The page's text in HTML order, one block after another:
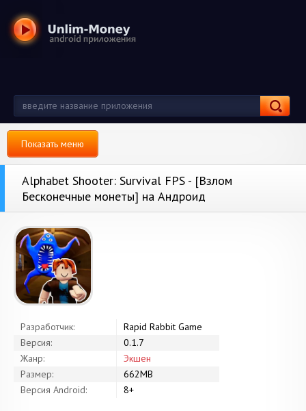
Показать меню
Alphabet Shooter: Survival FPS - [Взлом
Бесконечные монеты] на Андроид
Разработчик:
Rapid Rabbit Game
Версия:
0.1.7
Жанр:
Экшен
Размер:
662MB
Версия Android:
8+